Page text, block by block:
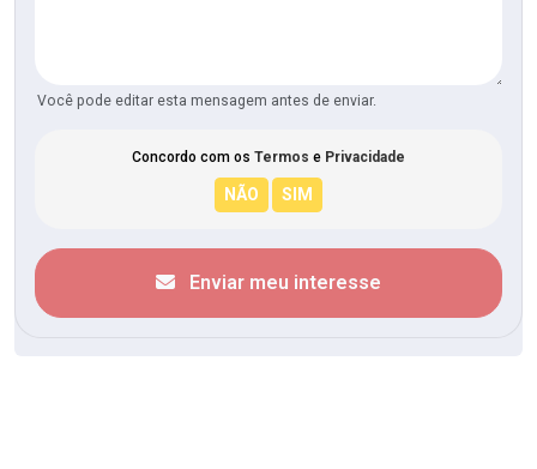
Você pode editar esta mensagem antes de enviar.
Concordo com os Termos e Privacidade
Enviar meu interesse